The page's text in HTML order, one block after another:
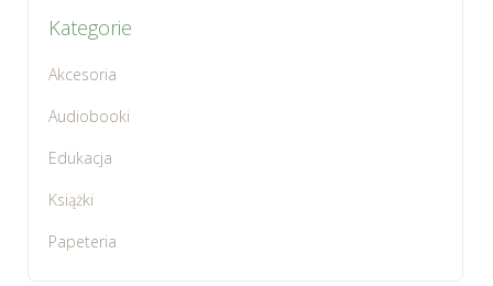
Kategorie
Akcesoria
Audiobooki
Edukacja
Książki
Papeteria